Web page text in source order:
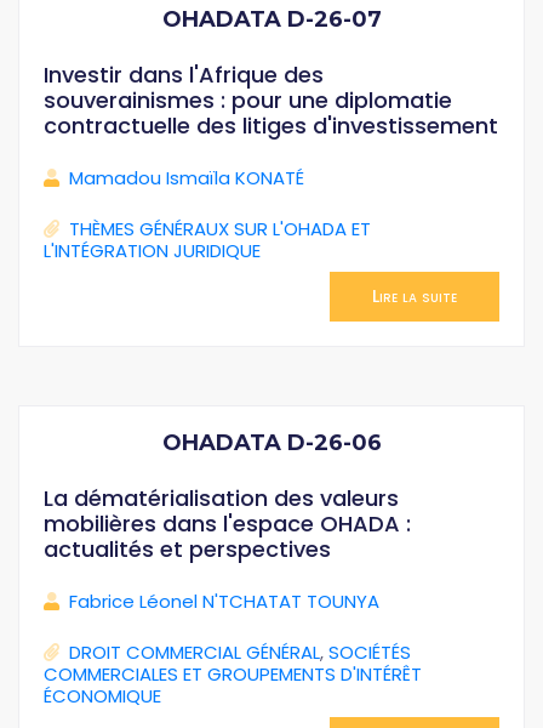
OHADATA D-26-07
Investir dans l'Afrique des
souverainismes : pour une diplomatie
contractuelle des litiges d'investissement
Mamadou Ismaïla KONATÉ
THÈMES GÉNÉRAUX SUR L'OHADA ET
L'INTÉGRATION JURIDIQUE
Lire la suite
OHADATA D-26-06
La dématérialisation des valeurs
mobilières dans l'espace OHADA :
actualités et perspectives
Fabrice Léonel N'TCHATAT TOUNYA
DROIT COMMERCIAL GÉNÉRAL,SOCIÉTÉS
COMMERCIALES ET GROUPEMENTS D'INTÉRÊT
ÉCONOMIQUE